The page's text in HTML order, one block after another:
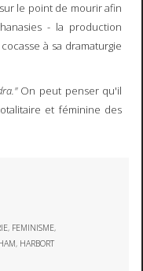
le point de mourir afin
- la production
à sa dramaturgie
On peut penser qu'il
et féminine des
, FEMINISME,
, HARBORT